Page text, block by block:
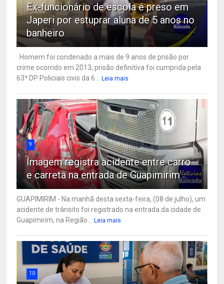
Ex-funcionário de escola é preso em
Japeri por estuprar aluna de 5 anos no
banheiro
Homem foi condenado a mais de 9 anos de prisão por
crime ocorrido em 2013; prisão definitiva foi cumprida pela
63ª DP Policiais civis da 6...
Leia mais
9
Imagem registra acidente entre carro
e carreta na entrada de Guapimirim
GUAPIMIRIM - Na manhã desta sexta-feira, (08 de julho), um
acidente de trânsito foi registrado na entrada da cidade de
Guapimirim, na Região...
Leia mais
10